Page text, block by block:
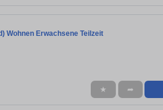
Wohnen Erwachsene Teilzeit
★ ➦